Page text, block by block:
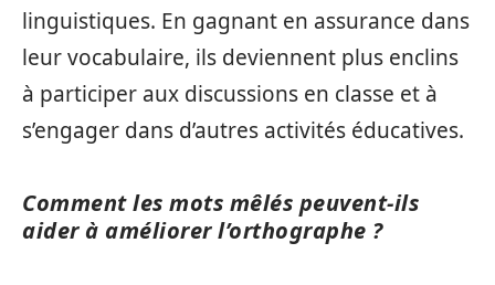
linguistiques. En gagnant en assurance dans
leur vocabulaire, ils deviennent plus enclins
à participer aux discussions en classe et à
s’engager dans d’autres activités éducatives.
Comment les mots mêlés peuvent-ils
aider à améliorer l’orthographe ?